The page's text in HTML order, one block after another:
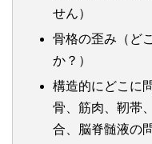
せん）
骨格の歪み（ど
か？）
構造的にどこに
骨、筋肉、靭帯
合、脳脊髄液の